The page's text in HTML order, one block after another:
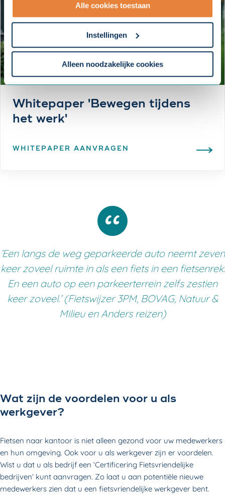
- Lees hier onzeprivacyverklaringen onze
Om uw toestemmingsvoorkeur te wijzigen, klikt u op
Alle cookies toestaan
Instellingen
Alleen noodzakelijke cookies
Whitepaper 'Bewegen tijdens
het werk'
WHITEPAPER AANVRAGEN
’Een langs de weg geparkeerde auto neemt zeven
keer zoveel ruimte in als een fiets in een fietsenrek.
En een auto op een parkeerterrein zelfs zestien
keer zoveel.’ (Fietswijzer 3PM, BOVAG, Natuur &
Milieu en Anders reizen)
Wat zijn de voordelen voor u als
werkgever?
Fietsen naar kantoor is niet alleen gezond voor uw medewerkers
en hun omgeving. Ook voor u als werkgever zijn er voordelen.
Wist u dat u als bedrijf een ‘Certificering Fietsvriendelijke
bedrijven’ kunt aanvragen. Zo laat u aan potentiële nieuwe
medewerkers zien dat u een fietsvriendelijke werkgever bent.